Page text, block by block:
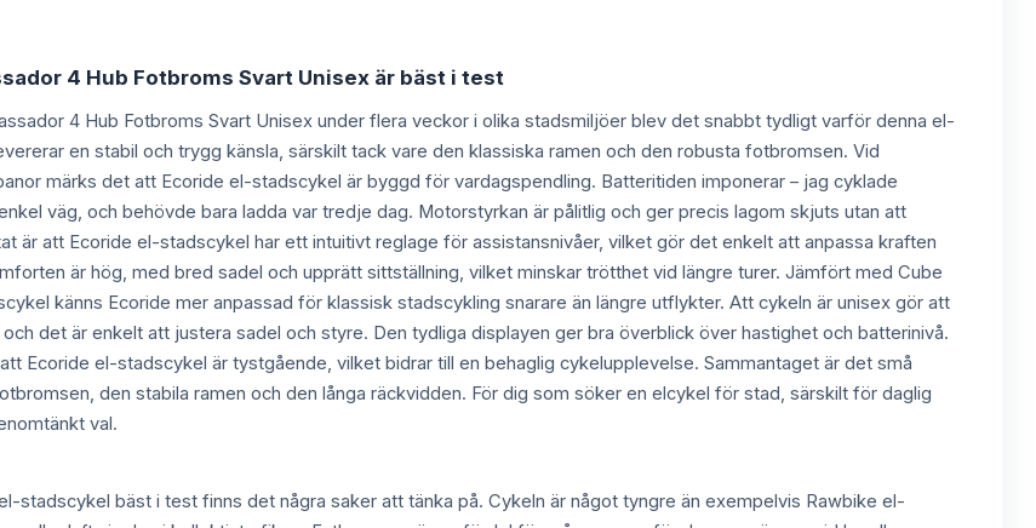
4 Hub Fotbroms Svart Unisex är bäst i test
4 Hub Fotbroms Svart Unisex under flera veckor i olika stadsmiljöer blev det snabbt tydligt varför denna el-
en stabil och trygg känsla, särskilt tack vare den klassiska ramen och den robusta fotbromsen. Vid
märks det att Ecoride el-stadscykel är byggd för vardagspendling. Batteritiden imponerar – jag cyklade
väg, och behövde bara ladda var tredje dag. Motorstyrkan är pålitlig och ger precis lagom skjuts utan att
är att Ecoride el-stadscykel har ett intuitivt reglage för assistansnivåer, vilket gör det enkelt att anpassa kraften
är hög, med bred sadel och upprätt sittställning, vilket minskar trötthet vid längre turer. Jämfört med Cube
känns Ecoride mer anpassad för klassisk stadscykling snarare än längre utflykter. Att cykeln är unisex gör att
det är enkelt att justera sadel och styre. Den tydliga displayen ger bra överblick över hastighet och batterinivå.
Ecoride el-stadscykel är tystgående, vilket bidrar till en behaglig cykelupplevelse. Sammantaget är det små
den stabila ramen och den långa räckvidden. För dig som söker en elcykel för stad, särskilt för daglig
val.
stadscykel bäst i test finns det några saker att tänka på. Cykeln är något tyngre än exempelvis Rawbike el-